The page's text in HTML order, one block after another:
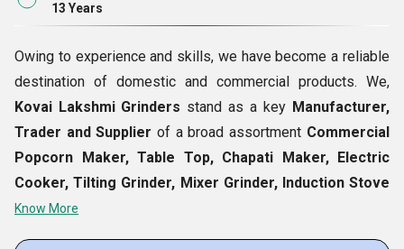
13 Years
Owing to experience and skills, we have become a reliable
destination of domestic and commercial products. We,
Kovai Lakshmi Grinders stand as a key Manufacturer,
Trader and Supplier of a broad assortment Commercial
Popcorn Maker, Table Top, Chapati Maker, Electric
Cooker, Tilting Grinder, Mixer Grinder, Induction Stove
etc. Our array of branded products is designed from high
Know More